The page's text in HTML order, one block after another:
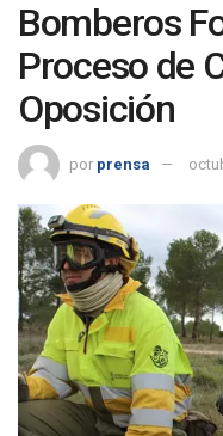
Bomberos
Proceso de
Oposición
por prensa